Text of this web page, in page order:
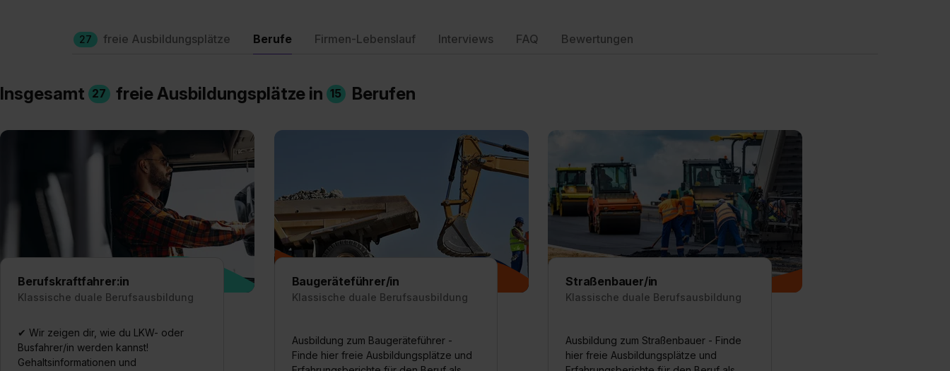
27 freie Ausbildungsplätze Berufe Firmen-Lebenslauf Interviews FAQ Bewertungen
Insgesamt 27 freie Ausbildungsplätze in 15 Berufen
Berufskraftfahrer:in
Klassische duale Berufsausbildung
✔ Wir zeigen dir, wie du LKW- oder
Busfahrer/in werden kannst!
Gehaltsinformationen und
Baugeräteführer/in
Klassische duale Berufsausbildung
Ausbildung zum Baugeräteführer -
Finde hier freie Ausbildungsplätze und
Straßenbauer/in
Klassische duale Berufsausbildung
Ausbildung zum Straßenbauer - Finde
hier freie Ausbildungsplätze und